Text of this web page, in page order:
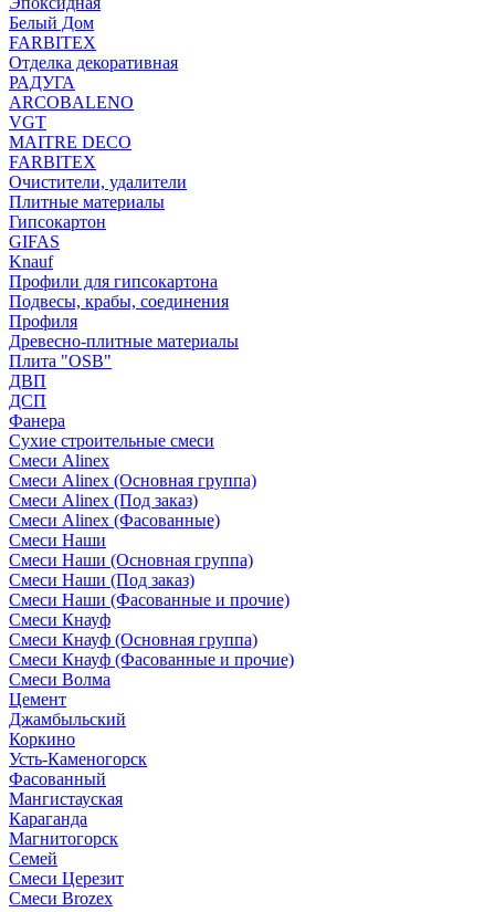
Белый Дом
FARBITEX
Отделка декоративная
РАДУГА
ARCOBALENO
VGT
MAITRE DECO
FARBITEX
Очистители, удалители
Плитные материалы
Гипсокартон
GIFAS
Knauf
Профили для гипсокартона
Подвесы, крабы, соединения
Профиля
Древесно-плитные материалы
Плита "OSB"
ДВП
ДСП
Фанера
Сухие строительные смеси
Смеси Alinex
Смеси Alinex (Основная группа)
Смеси Alinex (Под заказ)
Смеси Alinex (Фасованные)
Смеси Наши
Смеси Наши (Основная группа)
Смеси Наши (Под заказ)
Смеси Наши (Фасованные и прочие)
Смеси Кнауф
Смеси Кнауф (Основная группа)
Смеси Кнауф (Фасованные и прочие)
Смеси Волма
Цемент
Джамбыльский
Коркино
Усть-Каменогорск
Фасованный
Мангистауская
Караганда
Магнитогорск
Семей
Смеси Церезит
Смеси Brozex